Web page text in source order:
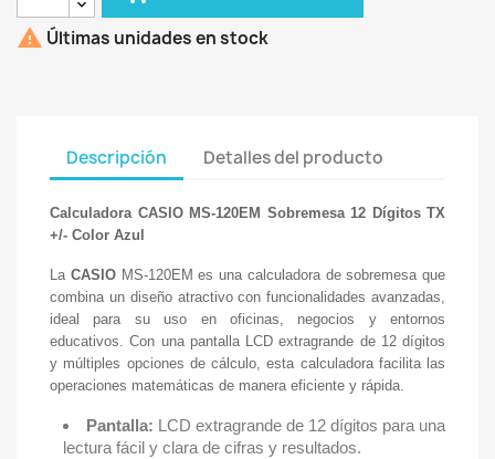
 Últimas unidades en stock
Descripción Detalles del producto
Calculadora CASIO MS-120EM Sobremesa 12 Dígitos TX
+/- Color Azul
La CASIOMS-120EM es una calculadora de sobremesa que
combina un diseño atractivo con funcionalidades avanzadas,
ideal para su uso en oficinas, negocios y entornos
educativos. Con una pantalla LCD extragrande de 12 dígitos
y múltiples opciones de cálculo, esta calculadora facilita las
operaciones matemáticas de manera eficiente y rápida.
Pantalla: LCD extragrande de 12 dígitos para una
lectura fácil y clara de cifras y resultados.